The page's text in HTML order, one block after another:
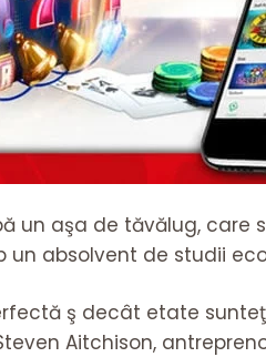
un aşa de tăvălug, care
un absolvent de studii
ş decât etate
Aitchison,